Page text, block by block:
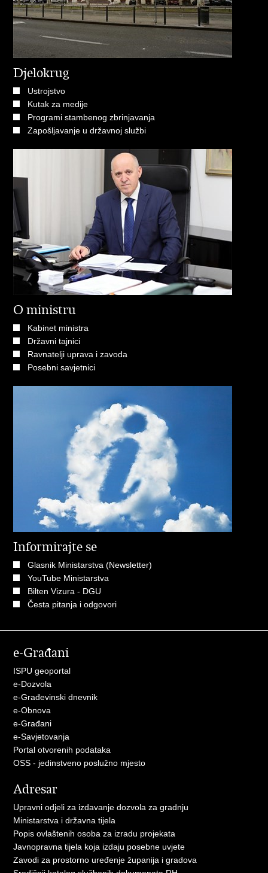
Djelokrug
Ustrojstvo
Kutak za medije
Programi stambenog zbrinjavanja
Zapošljavanje u državnoj službi
O ministru
Kabinet ministra
Državni tajnici
Ravnatelji uprava i zavoda
Posebni savjetnici
Informirajte se
Glasnik Ministarstva (Newsletter)
YouTube Ministarstva
Bilten Vizura - DGU
Česta pitanja i odgovori
e-Građani
ISPU geoportal
e-Dozvola
e-Građevinski dnevnik
e-Obnova
e-Građani
e-Savjetovanja
Portal otvorenih podataka
OSS - jedinstveno poslužno mjesto
Adresar
Upravni odjeli za izdavanje dozvola za gradnju
Ministarstva i državna tijela
Popis ovlaštenih osoba za izradu projekata
Javnopravna tijela koja izdaju posebne uvjete
Zavodi za prostorno uređenje županija i gradova